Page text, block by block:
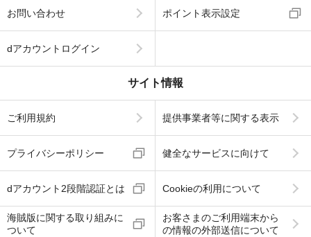
お問い合わせ ポイント表示設定
dアカウントログイン
サイト情報
ご利用規約 提供事業者等に関する表示
プライバシーポリシー 健全なサービスに向けて
dアカウント2段階認証とは Cookieの利用について
海賊版に関する取り組みに
ついて
お客さまのご利用端末から
の情報の外部送信について